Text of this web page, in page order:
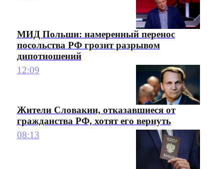
МИД Польши: намеренный перенос
посольства РФ грозит разрывом
дипотношений
12:09
Жители Словакии, отказавшиеся от
гражданства РФ, хотят его вернуть
08:13